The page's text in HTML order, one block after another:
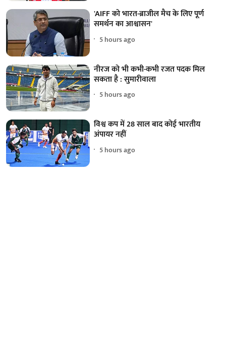
'AIFF को भारत-ब्राजील मैच के लिए पूर्ण
समर्थन का आश्वासन'
5 hours ago
नीरज को भी कभी-कभी रजत पदक मिल
सकता है : सुमारीवाला
5 hours ago
विश्व कप में 28 साल बाद कोई भारतीय
अंपायर नहीं
5 hours ago